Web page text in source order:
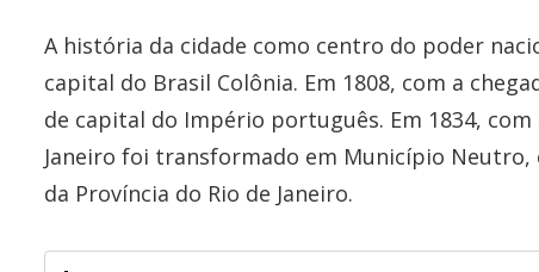
A história da cidade como centro do poder
capital do Brasil Colônia. Em 1808, com a
de capital do Império português. Em 1834,
Janeiro foi transformado em Município
da Província do Rio de Janeiro.